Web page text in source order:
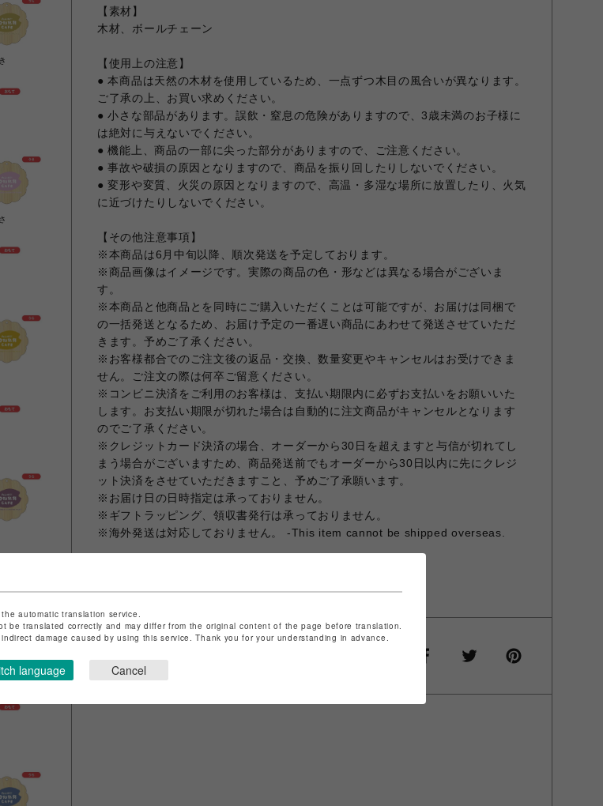
【素材】
木材、ボールチェーン
【使用上の注意】
● 本商品は天然の木材を使用しているため、一点ずつ木目の風合いが異なります。
ご了承の上、お買い求めください。
● 小さな部品があります。誤飲・窒息の危険がありますので、3歳未満のお子様に
は絶対に与えないでください。
● 機能上、商品の一部に尖った部分がありますので、ご注意ください。
● 事故や破損の原因となりますので、商品を振り回したりしないでください。
● 変形や変質、火災の原因となりますので、高温・多湿な場所に放置したり、火気
に近づけたりしないでください。
【その他注意事項】
※本商品は6月中旬以降、順次発送を予定しております。
※商品画像はイメージです。実際の商品の色・形などは異なる場合がございま
す。
※本商品と他商品とを同時にご購入いただくことは可能ですが、お届けは同梱で
の一括発送となるため、お届け予定の一番遅い商品にあわせて発送させていただ
きます。予めご了承ください。
※お客様都合でのご注文後の返品・交換、数量変更やキャンセルはお受けできま
せん。ご注文の際は何卒ご留意ください。
※コンビニ決済をご利用のお客様は、支払い期限内に必ずお支払いをお願いいた
します。お支払い期限が切れた場合は自動的に注文商品がキャンセルとなります
のでご了承ください。
※クレジットカード決済の場合、オーダーから30日を超えますと与信が切れてし
まう場合がございますため、商品発送前でもオーダーから30日以内に先にクレジ
ット決済をさせていただきますこと、予めご了承願います。
※お届け日の日時指定は承っておりません。
※ギフトラッピング、領収書発行は承っておりません。
※海外発送は対応しておりません。 -This item cannot be shipped overseas.
automatic translation service.
be translated correctly and may differ from the original content of the page before translation.
damage caused by using this service. Thank you for your understanding in advance.
language Cancel